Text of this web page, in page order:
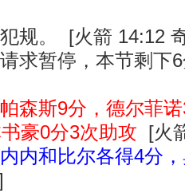
犯规。 [火箭 14:12
求暂停，本节剩下
森斯9分，德尔菲
豪0分3次助攻 [火
内和比尔各得4分